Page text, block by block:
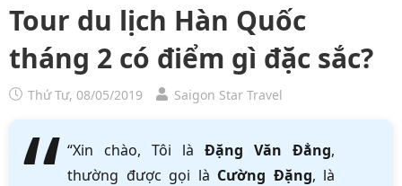
Tour du lịch Hàn Quốc
tháng 2 có điểm gì đặc sắc?
Thứ Tư, 08/05/2019 Saigon Star Travel
“Xin chào, Tôi là Đặng Văn Đẳng,
thường được gọi là Cường Đặng, là